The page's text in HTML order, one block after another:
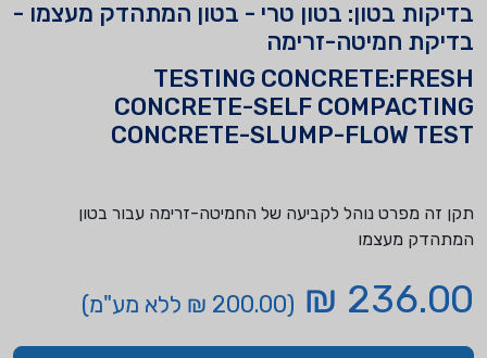
בדיקות בטון: בטון טרי - בטון המתהדק מעצמו -
בדיקת חמיטה-זרימה
TESTING CONCRETE:FRESH
CONCRETE-SELF COMPACTING
CONCRETE-SLUMP-FLOW TEST
תקן זה מפרט נוהל לקביעה של החמיטה-זרימה עבור בטון
המתהדק מעצמו
236.00 ₪ (200.00 ₪ ללא מע"מ)